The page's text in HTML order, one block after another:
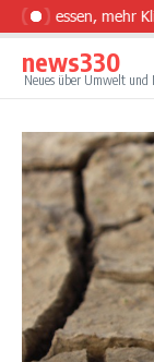
Zum Inhalt springen
essen, mehr
news330
Neues über Umwelt